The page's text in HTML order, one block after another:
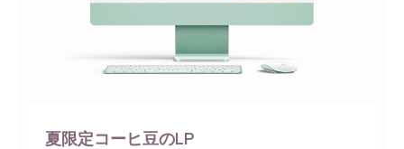
夏限定コーヒ豆のLP